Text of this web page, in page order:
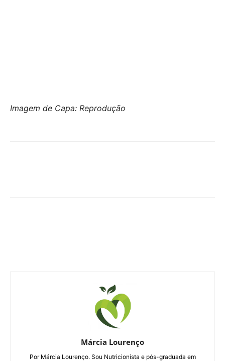
Imagem de Capa: Reprodução
Márcia Lourenço
Por Márcia Lourenço. Sou Nutricionista e pós-graduada em